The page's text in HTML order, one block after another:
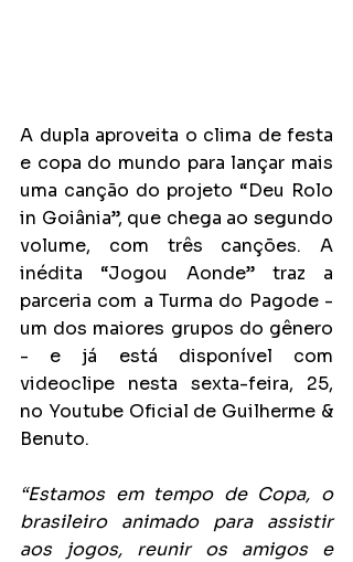
A dupla aproveita o clima de festa
e copa do mundo para lançar mais
uma canção do projeto “Deu Rolo
in Goiânia”, que chega ao segundo
volume, com três canções. A
inédita “Jogou Aonde” traz a
parceria com a Turma do Pagode -
um dos maiores grupos do gênero
- e já está disponível com
videoclipe nesta sexta-feira, 25,
no Youtube Oficial de Guilherme &
Benuto.
“Estamos em tempo de Copa, o
brasileiro animado para assistir
aos jogos, reunir os amigos e